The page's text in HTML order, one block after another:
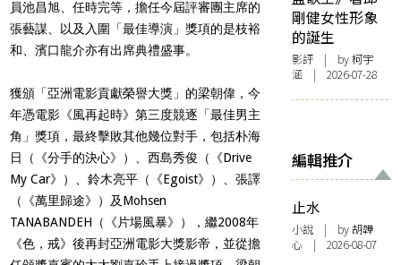
員池昌旭、任時完等，擔任今屆評審團主席的
張藝謀、以及入圍「最佳導演」獎項的是枝裕
和、濱口龍介亦有出席典禮盛事。
獲頒「亞洲電影貢獻榮譽大獎」的梁朝偉，今
年憑電影《風再起時》第三度競逐「最佳男主
角」獎項，最終擊敗其他幾位對手，包括朴海
日（《分手的決心》）、西島秀俊（《Drive
My Car》）、鈴木亮平（《Egoist》）、張譯
（《萬里歸途》）及Mohsen
TANABANDEH（《片場風暴》），繼2008年
《色，戒》後再封亞洲電影大獎影帝，並從擔
剛健女性形象
的誕生
影評 | by 柯宇
涵 | 2026-07-28
編輯推介
止水
小說 | by 胡韡
心 | 2026-08-07